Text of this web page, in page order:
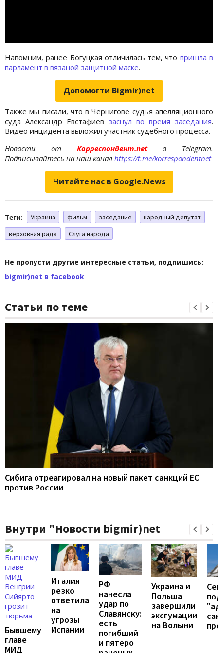
Напомним, ранее Богуцкая отличилась тем, что пришла в
парламент в вязаной защитной маске.
Допомогти Bigmir)net
Также мы писали, что в Чернигове судья апелляционного
суда Александр Евстафиев заснул во время заседания.
Видео инцидента выложил участник судебного процесса.
Новости отКорреспондент.netв Telegram.
Подписывайтесь на наш канал https://t.me/korrespondentnet
Читайте нас в Google.News
Теги: Украина фильм заседание
народный депутат
верховная рада
Слуга народа
Не пропусти другие интересные статьи, подпишись:
bigmir)net в facebook
Статьи по теме
Сибига отреагировал на новый пакет санкций ЕС
против России
Внутри "Новости bigmir)net
Бывшему
главе
МИД
Италия
резко
ответила
на
угрозы
Испании
РФ
нанесла
удар по
Славянску:
есть
погибший
и пятеро
Украина и
Польша
завершили
эксгумации
на Волыни